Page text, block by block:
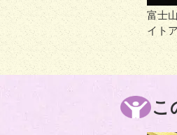
富士
イト
こ